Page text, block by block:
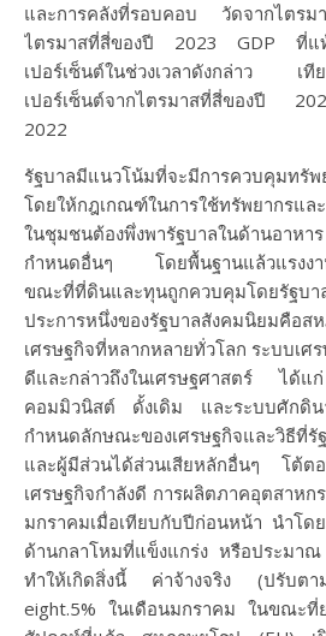
และการคลังที่รอบคอบ วัดจากไต
ไตรมาสที่สี่ของปี 2023 GDP ที่แ
เปอร์เซ็นต์ในช่วงเวลาดังกล่าว
เปอร์เซ็นต์จากไตรมาสที่สี่ของปี
2022
รัฐบาลมีแนวโน้มที่จะมีการควบคุมทรัพ
โดยให้กฎเกณฑ์ในการใช้ทรัพยากรแ
ในชุมชนต้องพึ่งพารัฐบาลในด้านอาห
กำหนดอื่นๆ โดยพื้นฐานแล้วแรงงา
ขณะที่ที่ดินและทุนถูกควบคุมโดยรัฐ
ประการหนึ่งของรัฐบาลสังคมนิยมคื
เศรษฐกิจที่หลากหลายทั่วโลก ระบบเศ
ดีและกล่าวถึงในเศรษฐศาสตร์ ไ
คอมมิวนิสต์ ดั้งเดิม และระบบศักดิน
กำหนดลักษณะของเศรษฐกิจและวิธี
และผู้มีส่วนได้ส่วนเสียหลักอื่นๆ โต้
เศรษฐกิจกำลังดี การผลิตภาคอุตสาหก
มกราคมเมื่อเทียบกับปีก่อนหน้า นำโด
ด้านกลาโหมที่แข็งแกร่ง หรือประมา
ทำให้เกิดสิ่งนี้ ค่าจ้างจริง (ปรับตา
eight.5% ในเดือนมกราคม ในขณะที่